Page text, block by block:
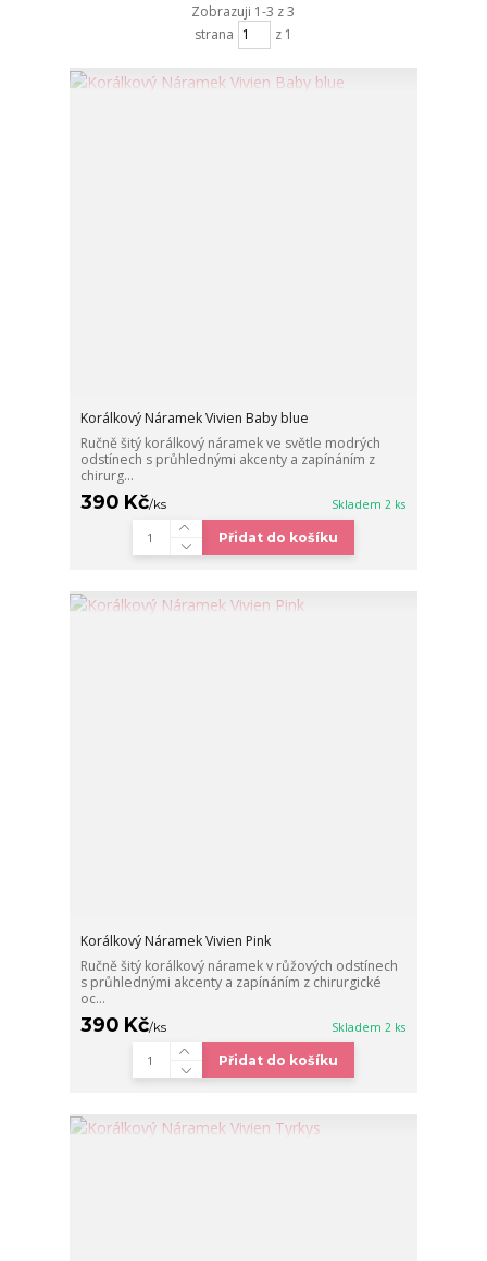
Zobrazuji 1-3 z 3
strana
z 1
Korálkový Náramek Vivien Baby blue
Ručně šitý korálkový náramek ve světle modrých
odstínech s průhlednými akcenty a zapínáním z
chirurg...
390 Kč/ks Skladem 2 ks
Přidat do košíku
Korálkový Náramek Vivien Pink
Ručně šitý korálkový náramek v růžových odstínech
s průhlednými akcenty a zapínáním z chirurgické
oc...
390 Kč/ks Skladem 2 ks
Přidat do košíku